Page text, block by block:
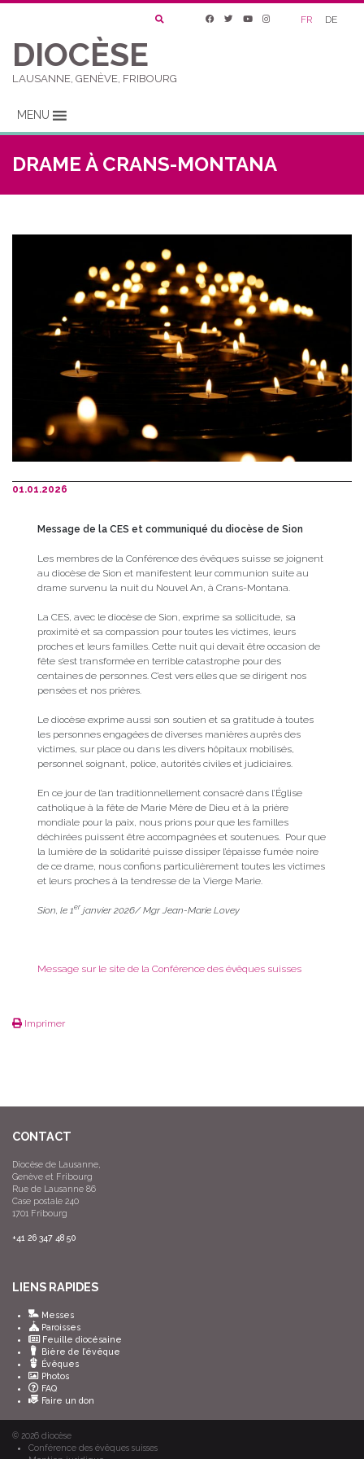
FR DE
DIOCÈSE
LAUSANNE, GENÈVE, FRIBOURG
MENU
DRAME À CRANS-MONTANA
01.01.2026
Message de la CES et communiqué du diocèse de Sion
Les membres de la Conférence des évêques suisse se joignent
au diocèse de Sion et manifestent leur communion suite au
drame survenu la nuit du Nouvel An, à Crans-Montana.
La CES, avec le diocèse de Sion, exprime sa sollicitude, sa
proximité et sa compassion pour toutes les victimes, leurs
proches et leurs familles. Cette nuit qui devait être occasion de
fête s’est transformée en terrible catastrophe pour des
centaines de personnes. C’est vers elles que se dirigent nos
pensées et nos prières.
Le diocèse exprime aussi son soutien et sa gratitude à toutes
les personnes engagées de diverses manières auprès des
victimes, sur place ou dans les divers hôpitaux mobilisés,
personnel soignant, police, autorités civiles et judiciaires.
En ce jour de l’an traditionnellement consacré dans l’Église
catholique à la fête de Marie Mère de Dieu et à la prière
mondiale pour la paix, nous prions pour que les familles
déchirées puissent être accompagnées et soutenues. Pour que
la lumière de la solidarité puisse dissiper l’épaisse fumée noire
de ce drame, nous confions particulièrement toutes les victimes
et leurs proches à la tendresse de la Vierge Marie.
Sion, le 1erjanvier 2026/ Mgr Jean-Marie Lovey
Message sur le site de la Conférence des évêques suisses
Imprimer
CONTACT
Diocèse de Lausanne,
Genève et Fribourg
Rue de Lausanne 86
Case postale 240
1701 Fribourg
+41 26 347 48 50
LIENS RAPIDES
Messes
Paroisses
Feuille diocésaine
Bière de l’évêque
Évêques
Photos
FAQ
Faire un don
© 2026 diocèse
Conférence des évêques suisses